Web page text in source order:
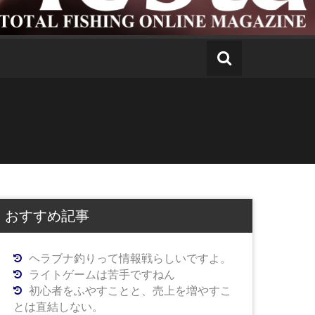
おすすめ記事
ヘラブナ釣りって情報戦らしいですよ。
ライトゲームは苦手ですねん
初心者をふやすことと、売上を増やすこ
とは直結しない。